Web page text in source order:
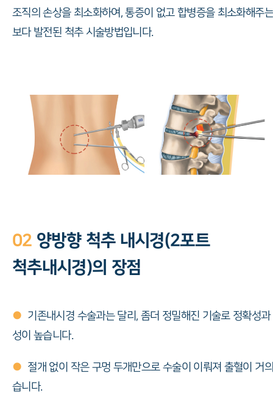
조직의 손상을 최소화하여, 통증이 없고 합병증을 최소화해주는
보다 발전된 척추 시술방법입니다.
02 양방향 척추 내시경(2포트
척추내시경)의 장점
● 기존내시경 수술과는 달리, 좀더 정밀해진 기술로 정확성과
성이 높습니다.
● 절개 없이 작은 구멍 두개만으로 수술이 이뤄져 출혈이 거
습니다.